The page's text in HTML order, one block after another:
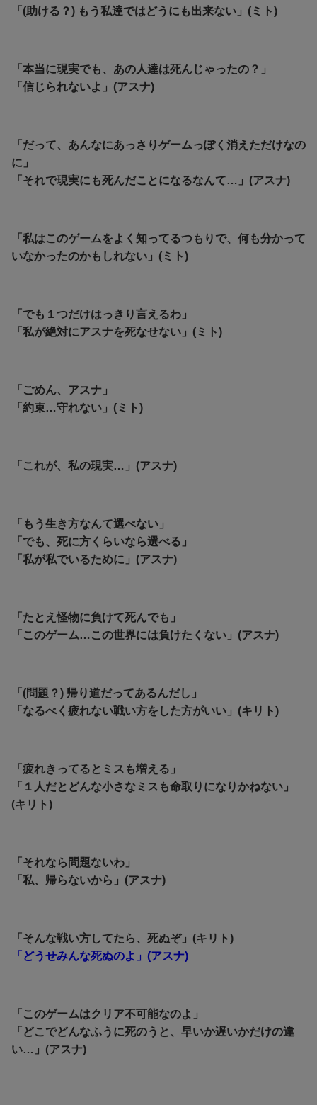
「(助ける？) もう私達ではどうにも出来ない」(ミト)
「本当に現実でも、あの人達は死んじゃったの？」
「信じられないよ」(アスナ)
「だって、あんなにあっさりゲームっぽく消えただけなの
に」
「それで現実にも死んだことになるなんて…」(アスナ)
「私はこのゲームをよく知ってるつもりで、何も分かって
いなかったのかもしれない」(ミト)
「でも１つだけはっきり言えるわ」
「私が絶対にアスナを死なせない」(ミト)
「ごめん、アスナ」
「約束…守れない」(ミト)
「これが、私の現実…」(アスナ)
「もう生き方なんて選べない」
「でも、死に方くらいなら選べる」
「私が私でいるために」(アスナ)
「たとえ怪物に負けて死んでも」
「このゲーム…この世界には負けたくない」(アスナ)
「(問題？) 帰り道だってあるんだし」
「なるべく疲れない戦い方をした方がいい」(キリト)
「疲れきってるとミスも増える」
「１人だとどんな小さなミスも命取りになりかねない」
(キリト)
「それなら問題ないわ」
「私、帰らないから」(アスナ)
「そんな戦い方してたら、死ぬぞ」(キリト)
「どうせみんな死ぬのよ」(アスナ)
「このゲームはクリア不可能なのよ」
「どこでどんなふうに死のうと、早いか遅いかだけの違
い…」(アスナ)